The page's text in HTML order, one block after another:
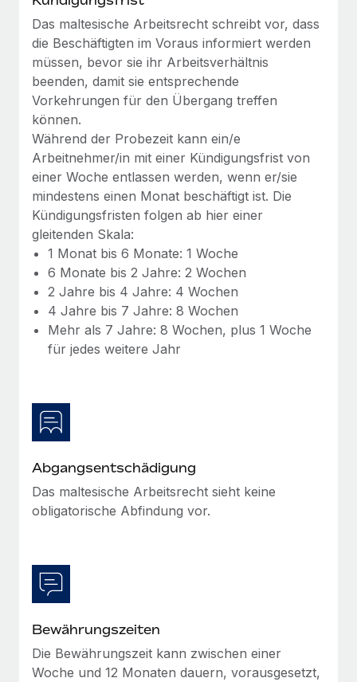
Niederlassungen
Mobilität und Relocation
Mühelose Relocation von Mitarbeiter:innen
Benefits
Mühelose Verwaltung von Benefits
globalen Content-Agentur mit Remote
Auf einen Blick Erfahre mehr über die unglaubliche
Transformation einer weltweit erfolgreichen...
Mehr erfahren
Den Blog erkunden
BLOG
Neues zu Remote-Produkten: Integration mit
Gusto und Zero und Contractor Management
Plus
Auch im neuen Jahr wollen wir bei Remote Unternehmen
aller Größen dabei unterstützen, die beste...
Mehr erfahren
Wie Phiture 55 Mitarbeiter:innen in 19 Ländern
mit Remote verwaltet
Phiture ist der unumstrittene Marktführer im Bereich der
Wachstumsberatung für mobile Apps. Das...
Das maltesische Arbeitsrecht schreibt vor, dass
die Beschäftigten im Voraus informiert werden
müssen, bevor sie ihr Arbeitsverhältnis
beenden, damit sie entsprechende
Vorkehrungen für den Übergang treffen
können.
Während der Probezeit kann ein/e
Arbeitnehmer/in mit einer Kündigungsfrist von
einer Woche entlassen werden, wenn er/sie
mindestens einen Monat beschäftigt ist. Die
Kündigungsfristen folgen ab hier einer
gleitenden Skala:
1 Monat bis 6 Monate: 1 Woche
6 Monate bis 2 Jahre: 2 Wochen
2 Jahre bis 4 Jahre: 4 Wochen
4 Jahre bis 7 Jahre: 8 Wochen
Mehr als 7 Jahre: 8 Wochen, plus 1 Woche
für jedes weitere Jahr
Abgangsentschädigung
Das maltesische Arbeitsrecht sieht keine
obligatorische Abfindung vor.
Bewährungszeiten
Die Bewährungszeit kann zwischen einer
Woche und 12 Monaten dauern, vorausgesetzt,